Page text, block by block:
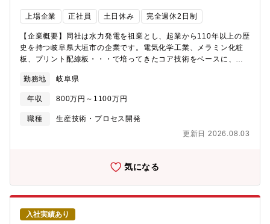
上場企業 正社員 土日休み 完全週休2日制
【企業概要】同社は水力発電を祖業とし、起業から110年以上の歴
史を持つ岐阜県大垣市の企業です。電気化学工業、メラミン化粧
板、プリント配線板・・・で培ってきたコア技術をベースに、時
は欠かせないICパッケージ基板や、自動車の環境対応を支えるセ
ラミック製品など、世界トップクラスの企業から選ばれる企業に
成長を遂げている「技術開発型企業」です。特に半導体パッケー
ジ基板は、半導体業界全体の需要拡大に伴い、今後の事業拡大が
向けに対応する技術力で世界中の主要企業から高く評価されてい
からも、以下の評価を受けています。「プラチナくるみん」(厚労
省) 2020年に岐阜県民間企業で初めて認定取得「健康経営優良法
人ホワイト500」(経産省) 2017年より9年連続認定取得「健康経
営銘柄2025」(経産省・東京証券取引所) 2025年に初選定「ワー
クライフバランスエクセレント企業」(岐阜県) 2018年に認定取
得【部門のミッション】電子事業本部では、半導体パッケージ基
勤務地 岐阜県
年収 800万円～1100万円
職種
生産技術・プロセス開発
更新日 2026.08.03
気になる
入社実績あり